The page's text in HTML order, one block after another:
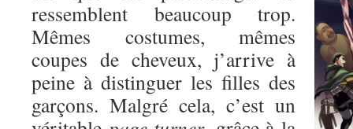
ressemblent beaucoup trop.
Mêmes costumes, mêmes
coupes de cheveux, j’arrive à
peine à distinguer les filles des
garçons. Malgré cela, c’est un